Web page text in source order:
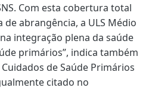
Com esta cobertura total
abrangência, a ULS Médio
integração plena da saúde
primários”, indica também
de Saúde Primários
citado no